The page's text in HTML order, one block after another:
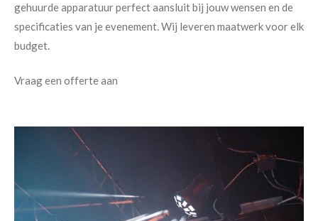
gehuurde apparatuur perfect aansluit bij jouw wensen en de
specificaties van je evenement. Wij leveren maatwerk voor elk
budget.
Vraag een offerte aan